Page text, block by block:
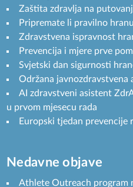
Zaštita zdravlja na
Pripremate li pravilno
Zdravstvena ispravnost
Prevencija i mjere prve
Svjetski dan sigurnosti
Održana javnozdravstvena
AI zdravstveni asistent
u prvom mjesecu rada
Europski tjedan prevencije
Nedavne objave
Athlete Outreach program